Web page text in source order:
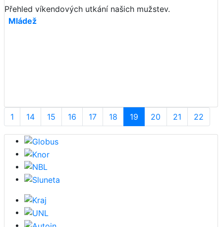
Přehled víkendových utkání našich mužstev.
Mládež
1 14 15 16 17 18 19 20 21 22